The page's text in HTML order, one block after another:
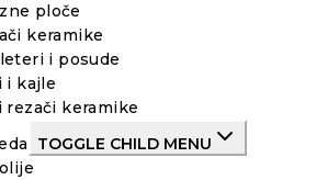
ploče
keramike
i posude
i kajle
keramike
TOGGLE CHILD MENU